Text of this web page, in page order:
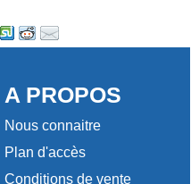
A PROPOS
Nous connaitre
Plan d'accès
Conditions de vente